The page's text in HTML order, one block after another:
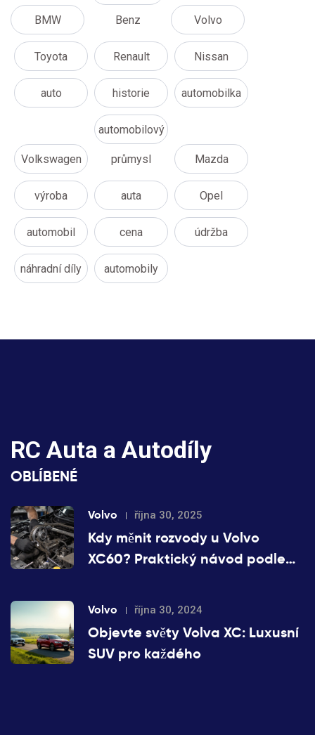
BMW Benz Volvo
Toyota Renault Nissan
auto historie automobilka
Volkswagen
automobilový
průmysl Mazda
výroba auta Opel
automobil cena údržba
náhradní díly automobily
RC Auta a Autodíly
OBLÍBENÉ
Volvo října 30, 2025
Kdy měnit rozvody u Volvo
XC60? Praktický návod podle
Volvo října 30, 2024
Objevte světy Volva XC: Luxusní
SUV pro každého